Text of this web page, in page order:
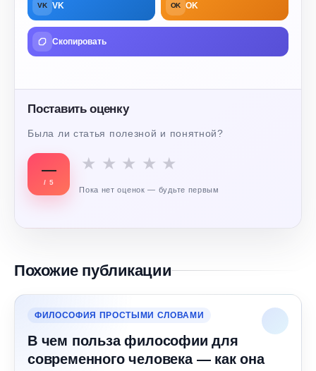
VK VK OK OK
Скопировать
Поставить оценку
Была ли статья полезной и понятной?
—
/ 5
★ ★ ★ ★ ★
Пока нет оценок — будьте первым
Похожие публикации
ФИЛОСОФИЯ ПРОСТЫМИ СЛОВАМИ
В чем польза философии для
современного человека — как она